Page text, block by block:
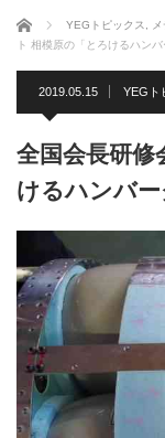
ホーム YEGトピックス,
ト 相模原の「とろけるハン
2019.05.15 YEGト
全国会長研修
けるハンバ